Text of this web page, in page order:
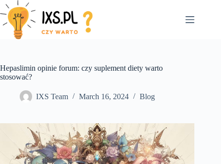
Skip
to
content
Hepaslimin opinie forum: czy suplement diety warto
stosować?
IXS Team March 16, 2024 Blog